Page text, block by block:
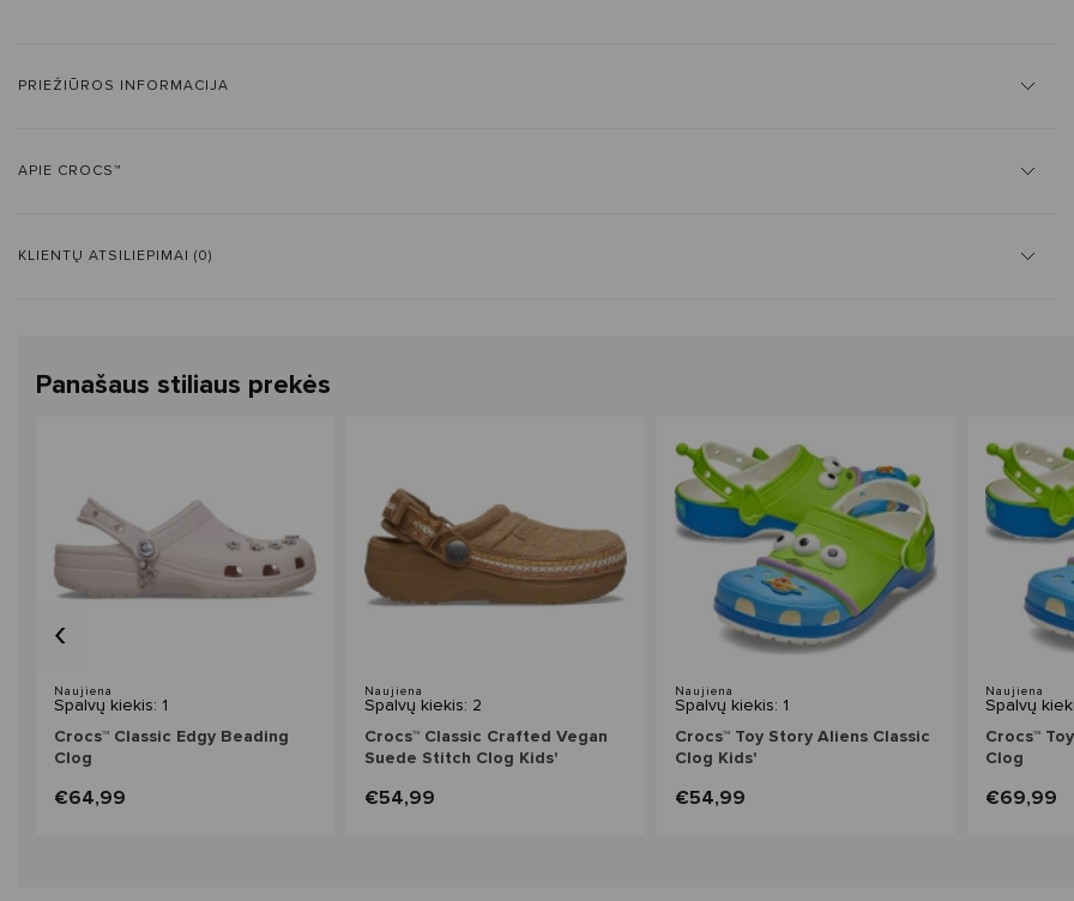
PRIEŽIŪROS INFORMACIJA
APIE CROCS™
KLIENTŲ ATSILIEPIMAI (0)
Panašaus stiliaus prekės
Naujiena
Spalvų kiekis: 1
Crocs™ Classic Edgy Beading
Clog
€64,99
Naujiena
Spalvų kiekis: 2
Crocs™ Classic Crafted Vegan
Suede Stitch Clog Kids'
€54,99
Naujiena
Spalvų kiekis: 1
Crocs™ Toy Story Aliens Classic
Clog Kids'
€54,99
Naujiena
Spalvų
Crocs™
Clog
€69,99
‹